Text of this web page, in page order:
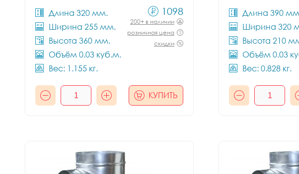
Длина 320 мм.
Ширина 255 мм.
Высота 360 мм.
Объём 0.03 куб.м.
Вес: 1.155 кг.
1098
200+ в наличии
розничная цена
скидки
КУПИТЬ
Длина 390
Ширина 320
Высота 210
Объём 0.03
Вес: 0.828 кг.